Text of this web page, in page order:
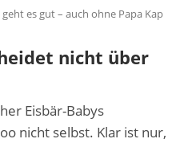
es gut – auch ohne Papa Kap
nicht über
Eisbär-Babys
nicht selbst. Klar ist nur,